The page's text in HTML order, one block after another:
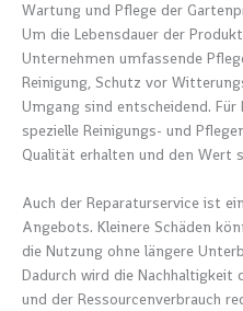
Wartung und Pflege der
Um die Lebensdauer der
Unternehmen umfassende
Reinigung, Schutz vor
Umgang sind entscheidend.
spezielle Reinigungs- und
Qualität erhalten und den Wert
Auch der Reparaturservice ist
Angebots. Kleinere Schäden
die Nutzung ohne längere
Dadurch wird die
und der Ressourcenverbrauch